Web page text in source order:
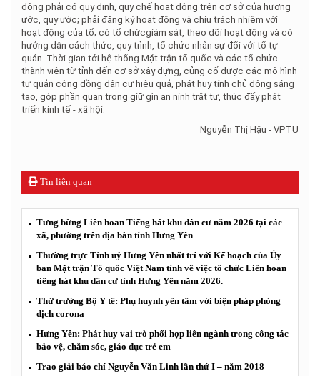
động phải có quy định, quy chế hoạt động trên cơ sở của hương
ước, quy ước; phải đăng ký hoạt động và chịu trách nhiệm với
hoạt động của tổ; có tổ chứcgiám sát, theo dõi hoạt động và có
hướng dẫn cách thức, quy trình, tổ chức nhân sự đối với tổ tự
quản. Thời gian tới hệ thống Mặt trận tổ quốc và các tổ chức
thành viên từ tỉnh đến cơ sở xây dựng, củng cố được các mô hình
tự quản cộng đồng dân cư hiệu quả, phát huy tính chủ động sáng
tạo, góp phần quan trọng giữ gìn an ninh trật tư, thúc đẩy phát
triển kinh tế - xã hội.
Nguyễn Thị Hậu - VPTU
Tin liên quan
Tưng bừng Liên hoan Tiếng hát khu dân cư năm 2026 tại các
xã, phường trên địa bàn tỉnh Hưng Yên
Thường trực Tỉnh uỷ Hưng Yên nhất trí với Kế hoạch của Ủy
ban Mặt trận Tổ quốc Việt Nam tỉnh về việc tổ chức Liên hoan
tiếng hát khu dân cư tỉnh Hưng Yên năm 2026.
Thứ trưởng Bộ Y tế: Phụ huynh yên tâm với biện pháp phòng
dịch corona
Hưng Yên: Phát huy vai trò phối hợp liên ngành trong công tác
bảo vệ, chăm sóc, giáo dục trẻ em
Trao giải báo chí Nguyễn Văn Linh lần thứ I – năm 2018